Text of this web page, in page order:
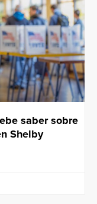
saber sobre
Shelby